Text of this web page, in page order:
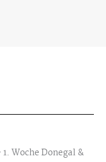
Woche Donegal &